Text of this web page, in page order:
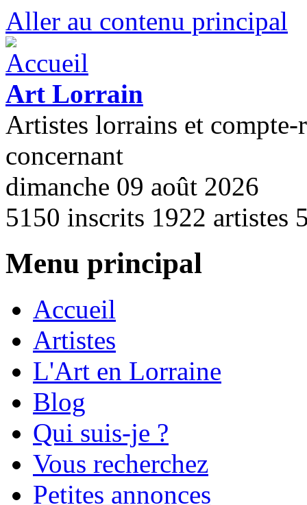
Aller au contenu principal
Art Lorrain
Artistes lorrains et compte-
concernant
dimanche 09 août 2026
5150 inscrits 1922 artistes
Menu principal
Accueil
Artistes
L'Art en Lorraine
Blog
Qui suis-je ?
Vous recherchez
Petites annonces